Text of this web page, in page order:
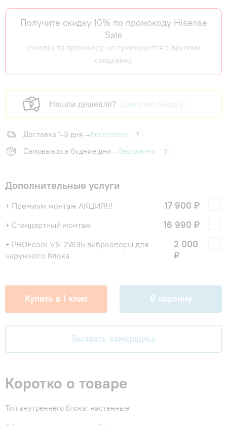
Получите скидку 10% по промокоду Hisense
Sale
(скидка по промокоду не суммируется с другими
скидками)
Нашли дешевле? Сделаем скидку!
Доставка 1-3 дня —бесплатно
?
Самовывоз в будние дни —бесплатно ?
Дополнительные услуги
+ Премиум монтаж АКЦИЯ!!! 17 900 ₽
+ Стандартный монтаж 16 990 ₽
+ PROFcool VS-2W35 виброопоры для
наружного блока
2 000
₽
Купить в 1 клик В корзину
Вызвать замерщика
Коротко о товаре
Тип внутреннего блока: настенные